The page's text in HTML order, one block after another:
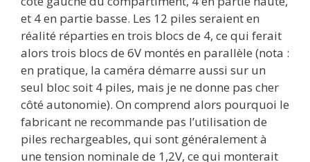
et 4 en partie basse. Les 12 piles seraient en
réalité réparties en trois blocs de 4, ce qui ferait
alors trois blocs de 6V montés en parallèle (nota :
en pratique, la caméra démarre aussi sur un
seul bloc soit 4 piles, mais je ne donne pas cher
côté autonomie). On comprend alors pourquoi le
fabricant ne recommande pas l’utilisation de
piles rechargeables, qui sont généralement à
une tension nominale de 1,2V, ce qui monterait